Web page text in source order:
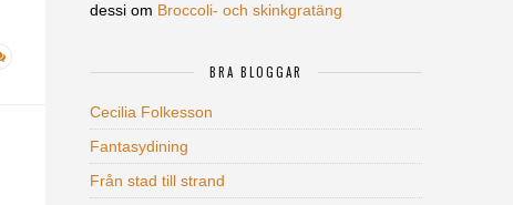
dessi om Broccoli- och skinkgratäng
BRA BLOGGAR
Cecilia Folkesson
Fantasydining
Från stad till strand